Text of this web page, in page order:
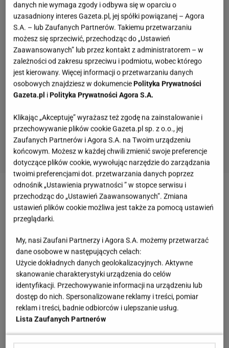
Zobacz wideo"Ta Typiara" poczuciem humoru
skradła serca internautów. "Męczyła mnie zwykła
praca"
Praca dla kierowcy C+E w Słupsku. Firma oferuje
zagraniczne trasy i stałe zatrudnienie
Pracodawca ze Słupska poszukuje kierowcy z
prawem jazdy kategorii C+E do transportu okien i
kierunkiem mają być Niemcy oraz kraje Beneluksu,
danych nie wymaga zgody i odbywa się w oparciu o
uzasadniony interes Gazeta.pl, jej spółki powiązanej – Agora
S.A. – lub Zaufanych Partnerów. Takiemu przetwarzaniu
możesz się sprzeciwić, przechodząc do „Ustawień
Zaawansowanych” lub przez kontakt z administratorem – w
zależności od zakresu sprzeciwu i podmiotu, wobec którego
jest kierowany. Więcej informacji o przetwarzaniu danych
osobowych znajdziesz w dokumencie Polityka Prywatności
Gazeta.pl i Polityka Prywatności Agora S.A.
Klikając „Akceptuję” wyrażasz też zgodę na zainstalowanie i
przechowywanie plików cookie Gazeta.pl sp. z o.o., jej
Zaufanych Partnerów i Agora S.A. na Twoim urządzeniu
końcowym. Możesz w każdej chwili zmienić swoje preferencje
dotyczące plików cookie, wywołując narzędzie do zarządzania
twoimi preferencjami dot. przetwarzania danych poprzez
odnośnik „Ustawienia prywatności ” w stopce serwisu i
przechodząc do „Ustawień Zaawansowanych”. Zmiana
ustawień plików cookie możliwa jest także za pomocą ustawień
przeglądarki.
My, nasi Zaufani Partnerzy i Agora S.A. możemy przetwarzać
dane osobowe w następujących celach:
Użycie dokładnych danych geolokalizacyjnych. Aktywne
skanowanie charakterystyki urządzenia do celów
identyfikacji. Przechowywanie informacji na urządzeniu lub
dostęp do nich. Spersonalizowane reklamy i treści, pomiar
reklam i treści, badnie odbiorców i ulepszanie usług.
Lista Zaufanych Partnerów